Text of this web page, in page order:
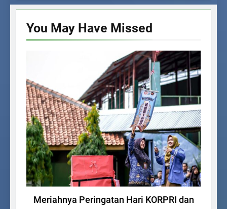
You May Have Missed
BERITA SEKOLAH
Meriahnya Peringatan Hari KORPRI dan